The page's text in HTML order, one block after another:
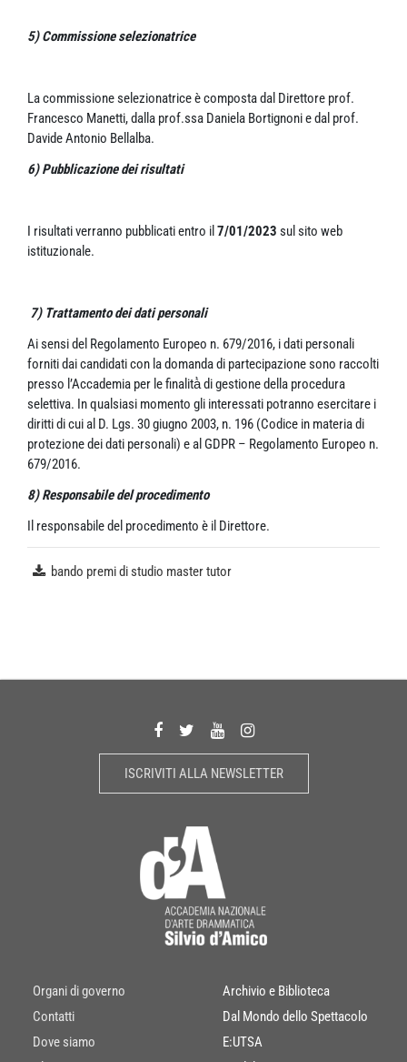
5) Commissione selezionatrice
La commissione selezionatrice è composta dal Direttore prof.
Francesco Manetti, dalla prof.ssa Daniela Bortignoni e dal prof.
Davide Antonio Bellalba.
6) Pubblicazione dei risultati
I risultati verranno pubblicati entro il 7/01/2023 sul sito web
istituzionale.
7) Trattamento dei dati personali
Ai sensi del Regolamento Europeo n. 679/2016, i dati personali
forniti dai candidati con la domanda di partecipazione sono raccolti
presso l’Accademia per le finalità̀ di gestione della procedura
selettiva. In qualsiasi momento gli interessati potranno esercitare i
diritti di cui al D. Lgs. 30 giugno 2003, n. 196 (Codice in materia di
protezione dei dati personali) e al GDPR – Regolamento Europeo n.
679/2016.
8) Responsabile del procedimento
Il responsabile del procedimento è il Direttore.
bando premi di studio master tutor
ISCRIVITI ALLA NEWSLETTER
Organi di governo
Contatti
Dove siamo
Archivio e Biblioteca
Dal Mondo dello Spettacolo
E:UTSA